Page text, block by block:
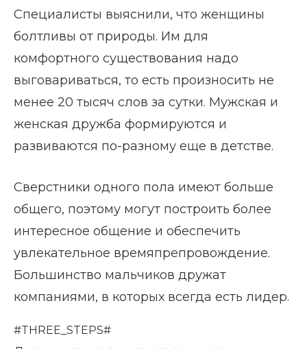
Специалисты выяснили, что женщины
болтливы от природы. Им для
комфортного существования надо
выговариваться, то есть произносить не
менее 20 тысяч слов за сутки. Мужская и
женская дружба формируются и
развиваются по-разному еще в детстве.
Сверстники одного пола имеют больше
общего, поэтому могут построить более
интересное общение и обеспечить
увлекательное времяпрепровождение.
Большинство мальчиков дружат
компаниями, в которых всегда есть лидер.
#THREE_STEPS#